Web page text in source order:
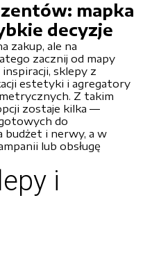
mapka
decyzje
zakup, ale na
zacznij od mapy
sklepy z
estetyki i agregatory
Z takim
zostaje kilka —
do
budżet i nerwy, a w
lub obsługę
i